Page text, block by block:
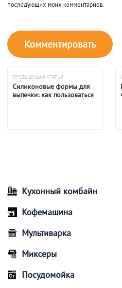
последующих моих комментариев.
ПРЕДЫДУЩАЯ СТАТЬЯ
Силиконовые формы для
выпечки: как пользоваться
Кухонный комбайн
Кофемашина
Мультиварка
Миксеры
Посудомойка